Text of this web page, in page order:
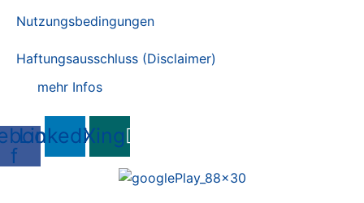
Nutzungsbedingungen
Haftungsausschluss (Disclaimer)
mehr Infos
f
LinkedinXing